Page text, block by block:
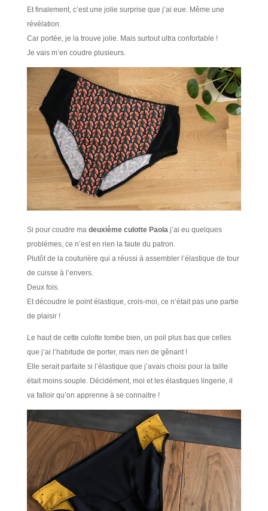
Et finalement, c’est une jolie surprise que j’ai eue. Même une
révélation.
Car portée, je la trouve jolie. Mais surtout ultra confortable !
Je vais m’en coudre plusieurs.
Si pour coudre ma deuxième culotte Paola j’ai eu quelques
problèmes, ce n’est en rien la faute du patron.
Plutôt de la couturière qui a réussi à assembler l’élastique de tour
de cuisse à l’envers.
Deux fois.
Et découdre le point élastique, crois-moi, ce n’était pas une partie
de plaisir !
Le haut de cette culotte tombe bien, un poil plus bas que celles
que j’ai l’habitude de porter, mais rien de gênant !
Elle serait parfaite si l’élastique que j’avais choisi pour la taille
était moins souple. Décidément, moi et les élastiques lingerie, il
va falloir qu’on apprenne à se connaitre !